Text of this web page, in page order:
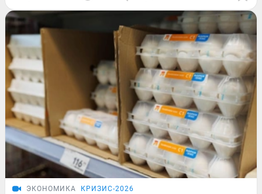
ЭКОНОМИКА КРИЗИС-2026